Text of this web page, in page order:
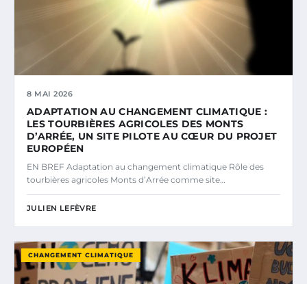
8 MAI 2026
ADAPTATION AU CHANGEMENT CLIMATIQUE :
LES TOURBIÈRES AGRICOLES DES MONTS
D’ARRÉE, UN SITE PILOTE AU CŒUR DU PROJET
EUROPÉEN
EN BREF Adaptation au changement climatique Rôle des
tourbières agricoles Monts d’Arrée comme site…
JULIEN LEFÈVRE
CHANGEMENT CLIMATIQUE